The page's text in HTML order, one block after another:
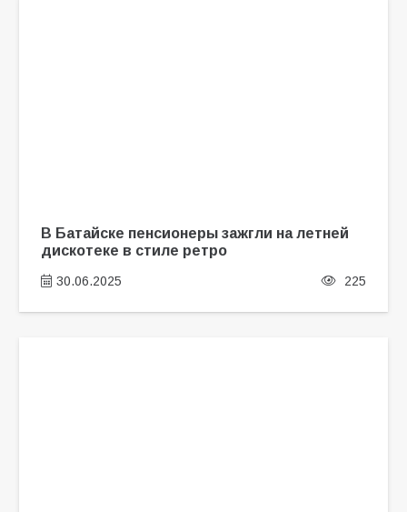
В Батайске пенсионеры зажгли на летней
дискотеке в стиле ретро
30.06.2025 225